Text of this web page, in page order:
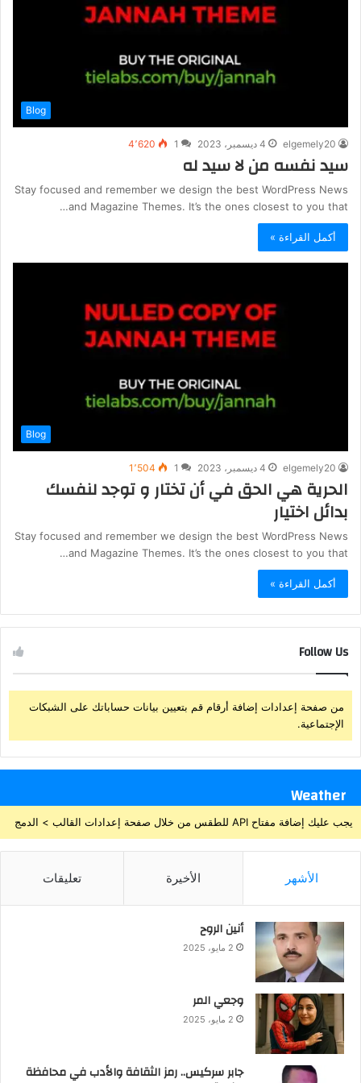
Blog
elgemely20 4 ديسمبر، 2023 1 4٬620
سيد نفسه من لا سيد له
Stay focused and remember we design the best WordPress News
and Magazine Themes. It’s the ones closest to you that…
أكمل القراءة »
Blog
elgemely20 4 ديسمبر، 2023 1 1٬504
الحرية هي الحق في أن تختار و توجد لنفسك
بدائل اختيار
Stay focused and remember we design the best WordPress News
and Magazine Themes. It’s the ones closest to you that…
أكمل القراءة »
Follow Us
من صفحة إعدادات إضافة أرقام قم بتعيين بيانات حساباتك على الشبكات
الإجتماعية.
Weather
يجب عليك إضافة مفتاح API للطقس من خلال صفحة إعدادات القالب > الدمج
الأشهر الأخيرة تعليقات
أنين الروح
2 مايو، 2025
وجعي المر
2 مايو، 2025
جابر سركيس.. رمز الثقافة والأدب في محافظة